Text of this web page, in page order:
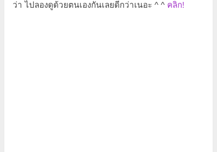
ว่า ไปลองดูด้วยตนเองกันเลยดีกว่าเนอะ ^ ^ คลิก!